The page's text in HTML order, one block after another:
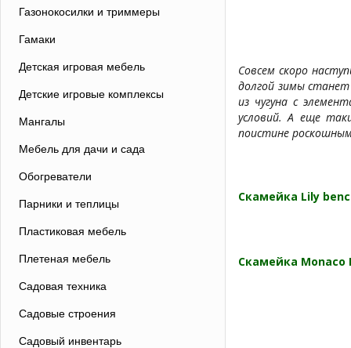
Газонокосилки и триммеры
Гамаки
Детская игровая мебель
Детские игровые комплексы
Мангалы
Мебель для дачи и сада
Обогреватели
Парники и теплицы
Пластиковая мебель
Плетеная мебель
Садовая техника
Садовые строения
Садовый инвентарь
Совсем скоро
долгой зимы
из чугуна с
условий. А еще
поистине
Скамейка Lily
Скамейка Monaco